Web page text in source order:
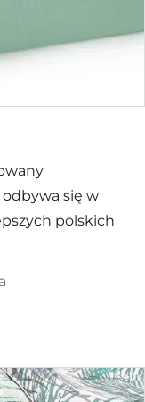
się w
polskich